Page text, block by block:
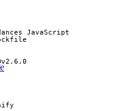
JavaScript